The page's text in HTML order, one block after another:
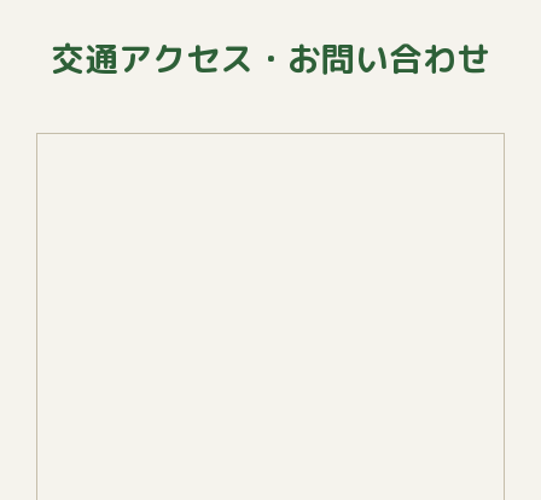
交通アクセス・お問い合わせ